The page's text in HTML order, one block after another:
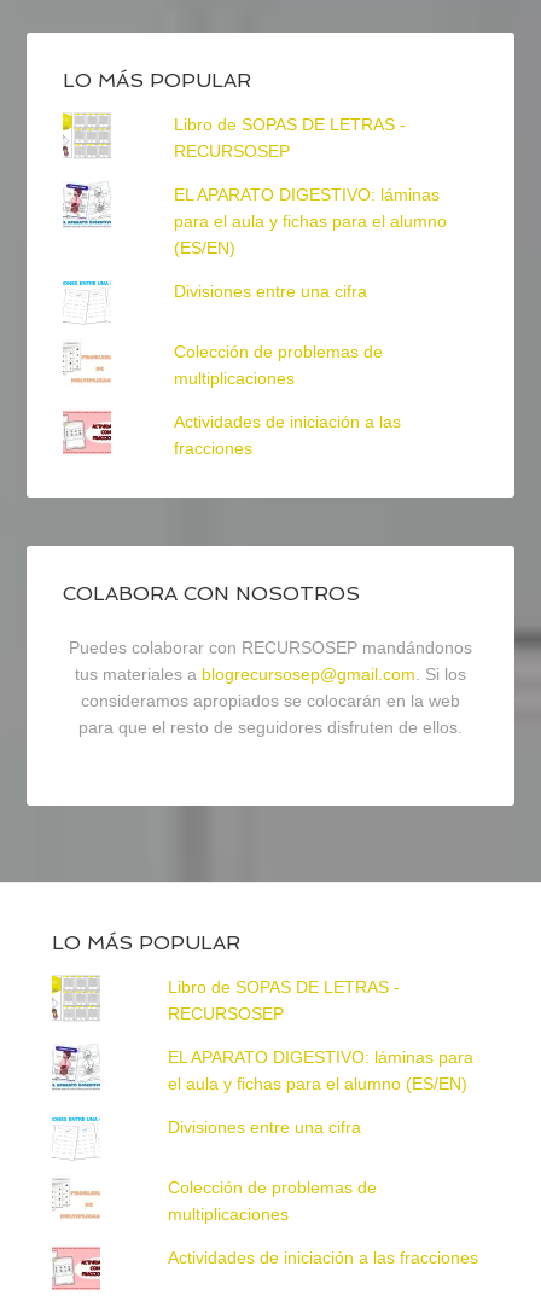
LO MÁS POPULAR
Libro de SOPAS DE LETRAS -
RECURSOSEP
EL APARATO DIGESTIVO: láminas
para el aula y fichas para el alumno
(ES/EN)
Divisiones entre una cifra
Colección de problemas de
multiplicaciones
Actividades de iniciación a las
fracciones
COLABORA CON NOSOTROS
Puedes colaborar con RECURSOSEP mandándonos
tus materiales a blogrecursosep@gmail.com. Si los
consideramos apropiados se colocarán en la web
para que el resto de seguidores disfruten de ellos.
LO MÁS POPULAR
Libro de SOPAS DE LETRAS -
RECURSOSEP
EL APARATO DIGESTIVO: láminas para
el aula y fichas para el alumno (ES/EN)
Divisiones entre una cifra
Colección de problemas de
multiplicaciones
Actividades de iniciación a las fracciones